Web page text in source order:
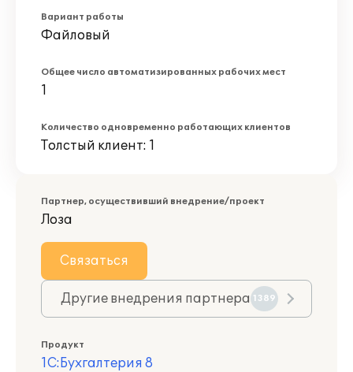
Вариант работы
Файловый
Общее число автоматизированных рабочих мест
1
Количество одновременно работающих клиентов
Толстый клиент: 1
Партнер, осуществивший внедрение/проект
Лоза
Связаться
Другие внедрения партнера 1389
Продукт
1С:Бухгалтерия 8